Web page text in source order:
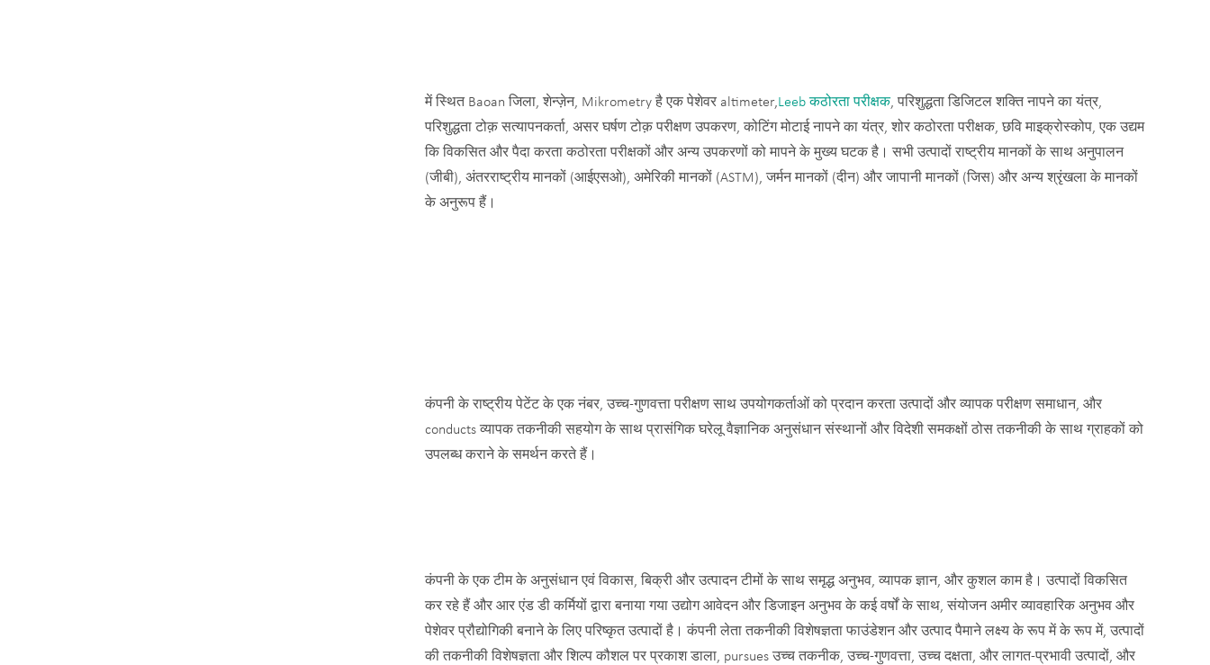
में स्थित Baoan जिला, शेन्ज़ेन, Mikrometry है एक पेशेवर altimeter,Leeb कठोरता परीक्षक, परिशुद्धता डिजिटल शक्ति नापने का यंत्र,
परिशुद्धता टोक़ सत्यापनकर्ता, असर घर्षण टोक़ परीक्षण उपकरण, कोटिंग मोटाई नापने का यंत्र, शोर कठोरता परीक्षक, छवि माइक्रोस्कोप, एक उद्यम
कि विकसित और पैदा करता कठोरता परीक्षकों और अन्य उपकरणों को मापने के मुख्य घटक है। सभी उत्पादों राष्ट्रीय मानकों के साथ अनुपालन
(जीबी), अंतरराष्ट्रीय मानकों (आईएसओ), अमेरिकी मानकों (ASTM), जर्मन मानकों (दीन) और जापानी मानकों (जिस) और अन्य श्रृंखला के मानकों
के अनुरूप हैं।
कंपनी के राष्ट्रीय पेटेंट के एक नंबर, उच्च-गुणवत्ता परीक्षण साथ उपयोगकर्ताओं को प्रदान करता उत्पादों और व्यापक परीक्षण समाधान, और
conducts व्यापक तकनीकी सहयोग के साथ प्रासंगिक घरेलू वैज्ञानिक अनुसंधान संस्थानों और विदेशी समकक्षों ठोस तकनीकी के साथ ग्राहकों को
उपलब्ध कराने के समर्थन करते हैं।
कंपनी के एक टीम के अनुसंधान एवं विकास, बिक्री और उत्पादन टीमों के साथ समृद्ध अनुभव, व्यापक ज्ञान, और कुशल काम है। उत्पादों विकसित
कर रहे हैं और आर एंड डी कर्मियों द्वारा बनाया गया उद्योग आवेदन और डिजाइन अनुभव के कई वर्षों के साथ, संयोजन अमीर व्यावहारिक अनुभव और
पेशेवर प्रौद्योगिकी बनाने के लिए परिष्कृत उत्पादों है। कंपनी लेता तकनीकी विशेषज्ञता फाउंडेशन और उत्पाद पैमाने लक्ष्य के रूप में के रूप में, उत्पादों
की तकनीकी विशेषज्ञता और शिल्प कौशल पर प्रकाश डाला, pursues उच्च तकनीक, उच्च-गुणवत्ता, उच्च दक्षता, और लागत-प्रभावी उत्पादों, और